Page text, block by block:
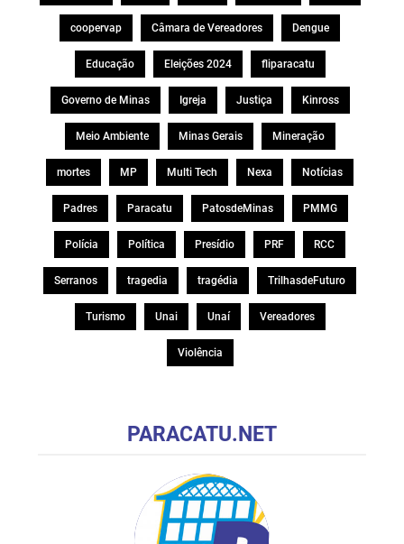
coopervap Câmara de Vereadores Dengue
Educação Eleições 2024 fliparacatu
Governo de Minas Igreja Justiça Kinross
Meio Ambiente Minas Gerais Mineração
mortes MP Multi Tech Nexa Notícias
Padres Paracatu PatosdeMinas PMMG
Polícia Política Presídio PRF RCC
Serranos tragedia tragédia TrilhasdeFuturo
Turismo Unai Unaí Vereadores
Violência
PARACATU.NET